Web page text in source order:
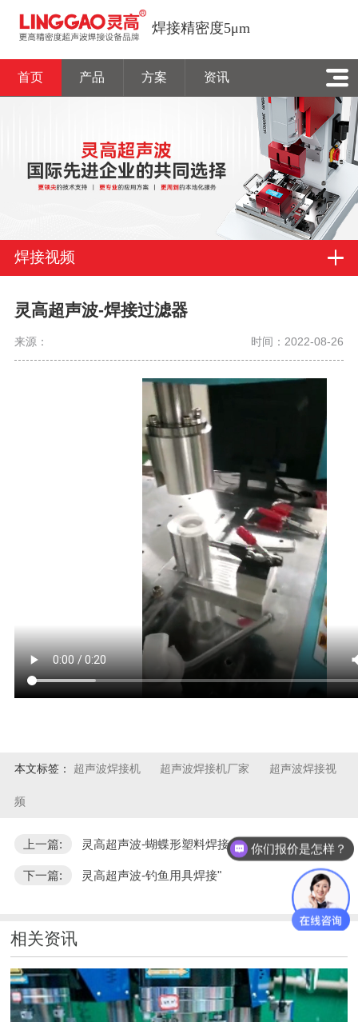
焊接精密度5μm
首页 产品 方案 资讯
焊接视频
灵高超声波-焊接过滤器
来源： 时间：2022-08-26
本文标签： 超声波焊接机 超声波焊接机厂家 超声波焊接视
频
上一篇: 灵高超声波-蝴蝶形塑料焊接
下一篇: 灵高超声波-钓鱼用具焊接"
相关资讯
你们报价是怎样？